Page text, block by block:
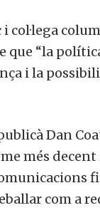
col·lega
que “la
i la
Dan
més
com a